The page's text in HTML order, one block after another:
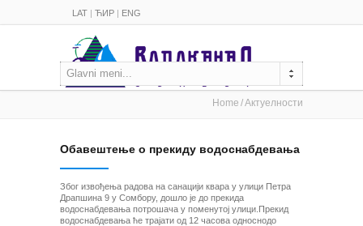
LAT | ЋИР | ENG
Glavni meni...
Home Актуелности
Обавештење о прекиду водоснабдевања
Због извођења радова на санацији квара у улици Петра
Драпшина 9 у Сомбору, дошло је до прекида
водоснабдевања потрошача у поменутој улици.Прекид
водоснабдевања ће трајати од 12 часова односнодо